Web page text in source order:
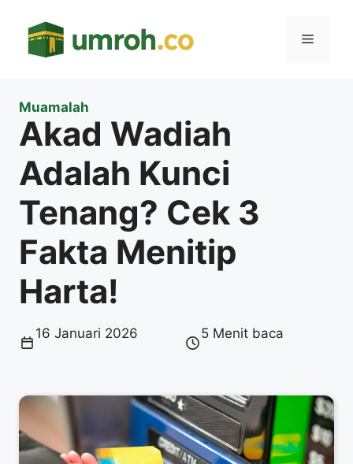
Menu
Muamalah
Akad Wadiah
Adalah Kunci
Tenang? Cek 3
Fakta Menitip
Harta!
16 Januari 2026 5 Menit baca